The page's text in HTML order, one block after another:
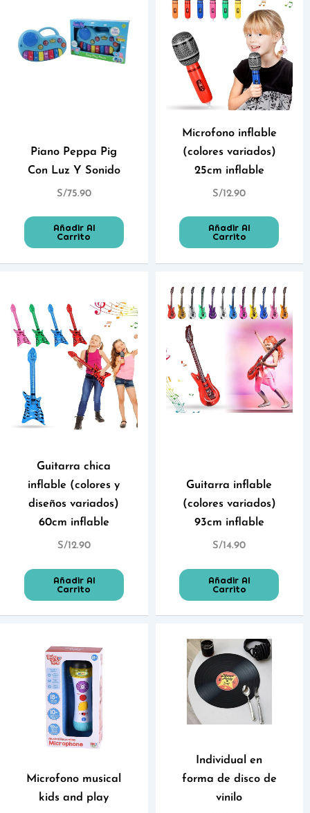
Piano Peppa Pig
Con Luz Y Sonido
S/75.90
Añadir Al
Carrito
Microfono inflable
(colores variados)
25cm inflable
S/12.90
Añadir Al
Carrito
Guitarra chica
inflable (colores y
diseños variados)
60cm inflable
S/12.90
Añadir Al
Carrito
Guitarra inflable
(colores variados)
93cm inflable
S/14.90
Añadir Al
Carrito
Microfono musical
kids and play
Individual en
forma de disco de
vinilo